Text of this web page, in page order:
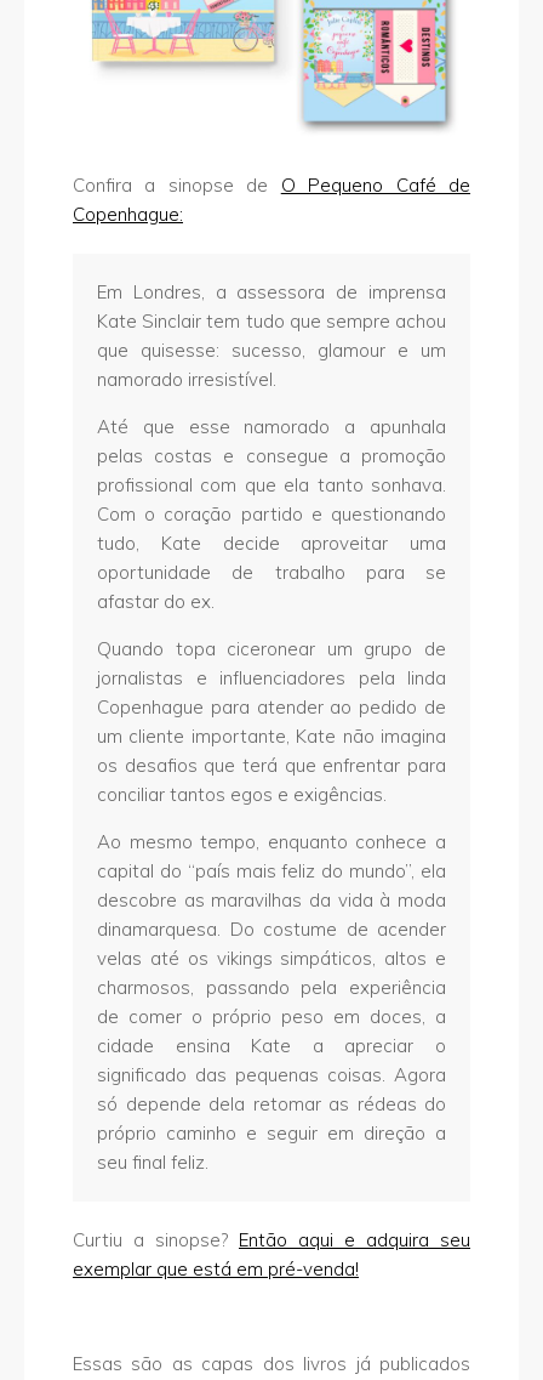
Confira a sinopse de O Pequeno Café de
Copenhague:
Em Londres, a assessora de imprensa
Kate Sinclair tem tudo que sempre achou
que quisesse: sucesso, glamour e um
namorado irresistível.
Até que esse namorado a apunhala
pelas costas e consegue a promoção
profissional com que ela tanto sonhava.
Com o coração partido e questionando
tudo, Kate decide aproveitar uma
oportunidade de trabalho para se
afastar do ex.
Quando topa ciceronear um grupo de
jornalistas e influenciadores pela linda
Copenhague para atender ao pedido de
um cliente importante, Kate não imagina
os desafios que terá que enfrentar para
conciliar tantos egos e exigências.
Ao mesmo tempo, enquanto conhece a
capital do “país mais feliz do mundo”, ela
descobre as maravilhas da vida à moda
dinamarquesa. Do costume de acender
velas até os vikings simpáticos, altos e
charmosos, passando pela experiência
de comer o próprio peso em doces, a
cidade ensina Kate a apreciar o
significado das pequenas coisas. Agora
só depende dela retomar as rédeas do
próprio caminho e seguir em direção a
seu final feliz.
Curtiu a sinopse? Então aqui e adquira seu
exemplar que está em pré-venda!
Essas são as capas dos livros já publicados